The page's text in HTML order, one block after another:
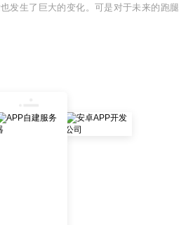
发生了巨大的变化。可是对于未来的跑腿